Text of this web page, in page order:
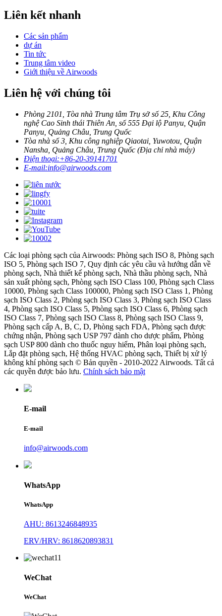
Liên kết nhanh
Các sản phẩm
dự án
Tin tức
Trung tâm video
Giới thiệu về Airwoods
Liên hệ với chúng tôi
Phòng 2101, Tòa nhà Trung tâm Trụ sở số 25, Khu Công
nghệ Cao Sinh thái Thiên An, số 555 Đại lộ Panyu, Quận
Panyu, Quảng Châu, Trung Quốc
Tòa nhà số 3, Khu công nghiệp Qiaotai, Yuwotou, Quận
Nansha, Quảng Châu, Trung Quốc (Địa chỉ nhà máy)
Điện thoại:+86-20-39141701
E-mail:info@airwoods.com
Các loại phòng sạch của Airwoods: Phòng sạch ISO 8, Phòng sạch
ISO 5, Phòng sạch ISO 7, Quy định các yêu cầu và hướng dẫn về
phòng sạch, Nhà thiết kế phòng sạch, Nhà thầu phòng sạch, Nhà
sản xuất phòng sạch, Phòng sạch ISO Class 100, Phòng sạch Class
10000, Phòng sạch Class 100000, Phòng sạch ISO Class 1, Phòng
sạch ISO Class 2, Phòng sạch ISO Class 3, Phòng sạch ISO Class
4, Phòng sạch ISO Class 5, Phòng sạch ISO Class 6, Phòng sạch
ISO Class 7, Phòng sạch ISO Class 8, Phòng sạch ISO Class 9,
Phòng sạch cấp A, B, C, D, Phòng sạch FDA, Phòng sạch được
chứng nhận, Phòng sạch USP 797 dành cho dược phẩm, Phòng
sạch USP 800 dành cho thuốc nguy hiểm, Phân loại phòng sạch,
Lắp đặt phòng sạch, Hệ thống HVAC phòng sạch, Thiết bị xử lý
không khí phòng sạch © Bản quyền - 2010-2022 Airwoods. Tất cả
các quyền được bảo lưu. Chính sách bảo mật
E-mail
E-mail
info@airwoods.com
WhatsApp
WhatsApp
AHU: 8613246848935
ERV/HRV: 8618620893831
WeChat
WeChat